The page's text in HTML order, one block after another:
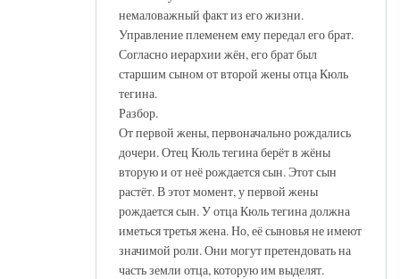
немаловажный факт из его жизни.
Управление племенем ему передал его брат.
Согласно иерархии жён, его брат был
старшим сыном от второй жены отца Кюль
тегина.
Разбор.
От первой жены, первоначально рождались
дочери. Отец Кюль тегина берёт в жёны
вторую и от неё рождается сын. Этот сын
растёт. В этот момент, у первой жены
рождается сын. У отца Кюль тегина должна
иметься третья жена. Но, её сыновья не имеют
значимой роли. Они могут претендовать на
часть земли отца, которую им выделят.